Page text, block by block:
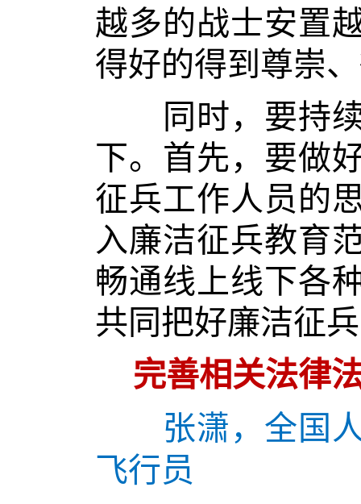
越多的战士安置
得好的得到尊崇
同时，要持续
下。首先，要做
征兵工作人员的
入廉洁征兵教育
畅通线上线下各
共同把好廉洁征
完善相关法律
张潇，全国人
飞行员